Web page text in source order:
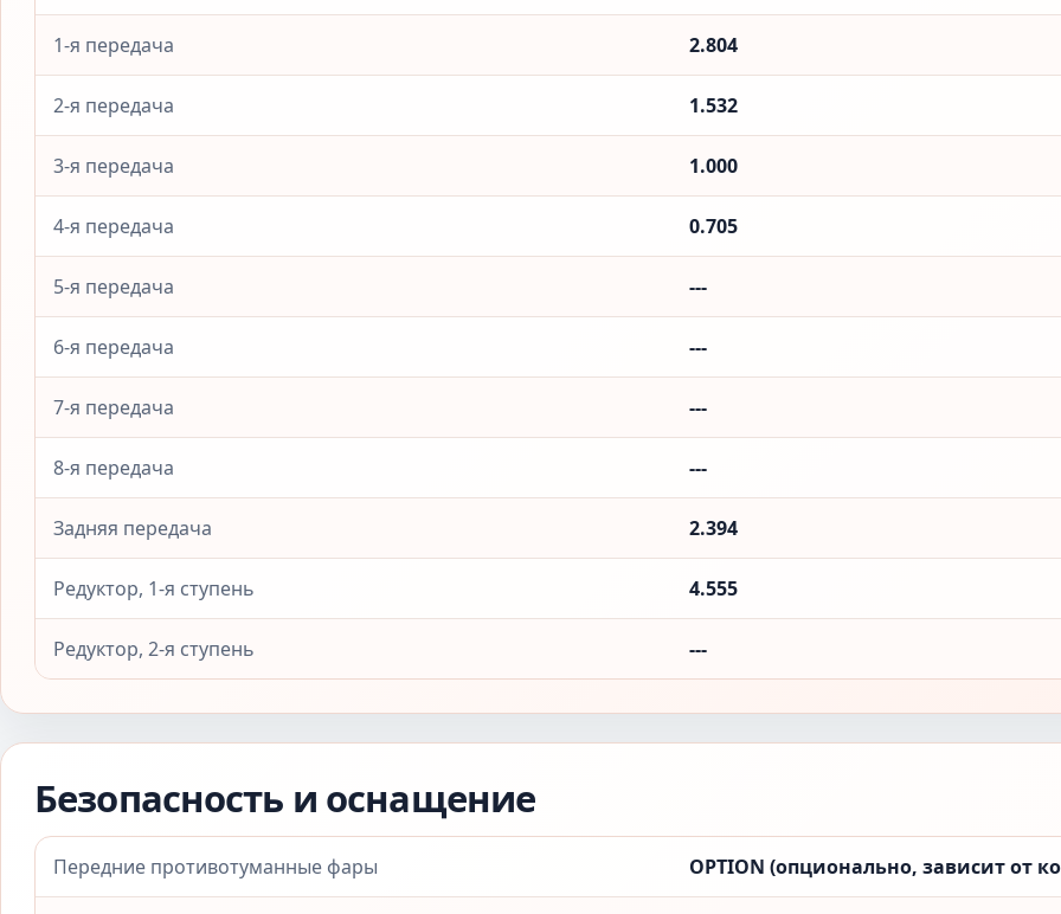
1-я передача 2.804
2-я передача 1.532
3-я передача 1.000
4-я передача 0.705
5-я передача ---
6-я передача ---
7-я передача ---
8-я передача ---
Задняя передача 2.394
Редуктор, 1-я ступень 4.555
Редуктор, 2-я ступень ---
Безопасность и оснащение
Передние противотуманные фары OPTION (опционально, зависит от